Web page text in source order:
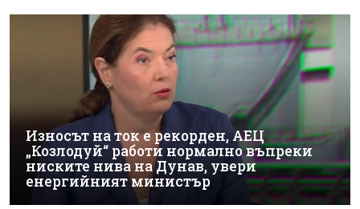
Износът на ток е рекорден, АЕЦ
„Козлодуй“ работи нормално въпреки
ниските нива на Дунав, увери
енергийният министър